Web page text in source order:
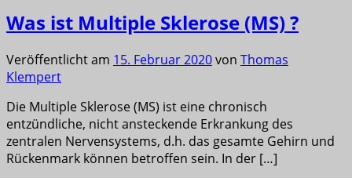
Was ist Multiple Sklerose (MS) ?
Veröffentlicht am 15. Februar 2020von Thomas
Klempert
Die Multiple Sklerose (MS) ist eine chronisch
entzündliche, nicht ansteckende Erkrankung des
zentralen Nervensystems, d.h. das gesamte Gehirn und
Rückenmark können betroffen sein. In der […]